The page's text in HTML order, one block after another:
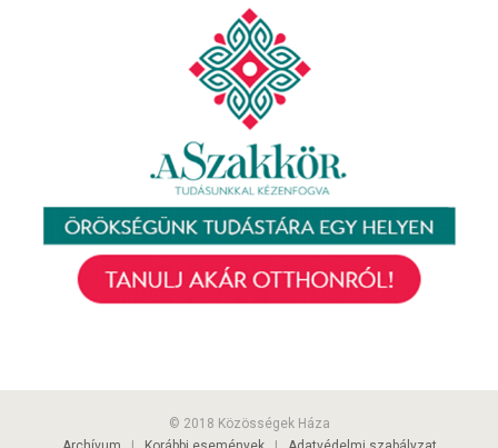
© 2018 Közösségek Háza